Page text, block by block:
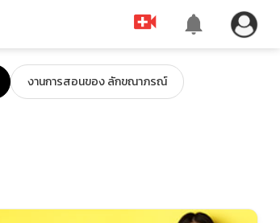
งานการสอนของ ลักขณาภรณ์